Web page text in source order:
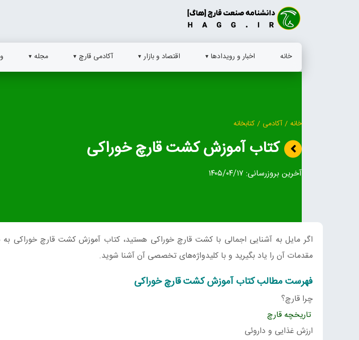
خانه اخبار و رویدادها اقتصاد و بازار آکادمی قارچ مجله
خانه / آکادمی / کتابخانه
کتاب آموزش کشت قارچ خوراکی
آخرین بروزرسانی: ۱۴۰۵/۰۴/۱۷
اگر مایل به آشنایی اجمالی با کشت قارچ خوراکی هستید، کتاب آموزش کشت قارچ خوراکی
مقدمات آن را یاد بگیرید و با کلیدواژه‌های تخصصی آن آشنا شوید.
فهرست مطالب کتاب آموزش کشت قارچ خوراکی
چرا قارچ؟
تاریخچه قارچ
ارزش غذایی و داروئی